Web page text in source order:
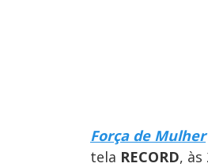
Força de Mulher
tela RECORD, às